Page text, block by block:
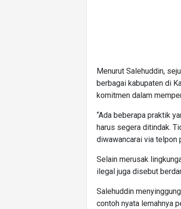
Menurut Salehuddin,
berbagai kabupaten di
komitmen dalam
“Ada beberapa praktik
harus segera ditindak.
diwawancarai via telpon
Selain merusak
ilegal juga disebut
Salehuddin
contoh nyata lemahnya